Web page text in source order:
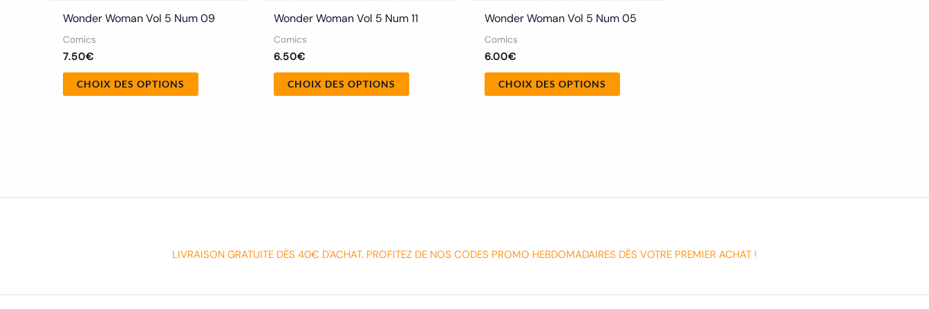
Wonder Woman Vol 5 Num 09
Comics
7.50€
CHOIX DES OPTIONS
Wonder Woman Vol 5 Num 11
Comics
6.50€
CHOIX DES OPTIONS
Wonder Woman Vol 5 Num 05
Comics
6.00€
CHOIX DES OPTIONS
LIVRAISON GRATUITE DÈS 40€ D'ACHAT. PROFITEZ DE NOS CODES PROMO HEBDOMADAIRES DÈS VOTRE PREMIER ACHAT !